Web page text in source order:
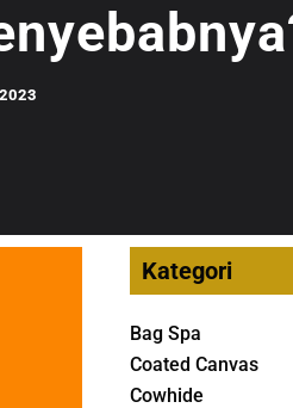
Kategori
Bag Spa
Coated Canvas
Cowhide